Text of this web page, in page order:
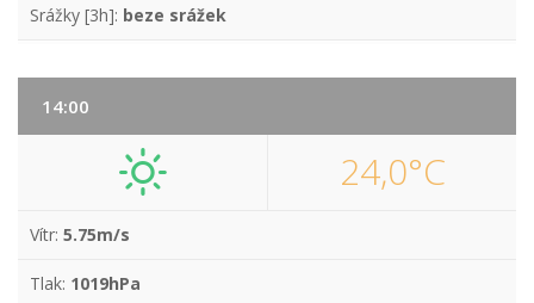
Srážky [3h]: beze srážek
14:00
24,0°C
Vítr: 5.75m/s
Tlak: 1019hPa